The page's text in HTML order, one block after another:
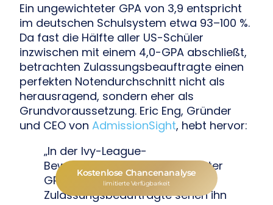
Kostenlose Chancenanalyse
limitierte Verfügbarkeit
Ein ungewichteter GPA von 3,9 entspricht
im deutschen Schulsystem etwa 93–100 %.
Da fast die Hälfte aller US-Schüler
inzwischen mit einem 4,0-GPA abschließt,
betrachten Zulassungsbeauftragte einen
perfekten Notendurchschnitt nicht als
herausragend, sondern eher als
Grundvoraussetzung. Eric Eng, Gründer
und CEO von AdmissionSight, hebt hervor:
„In der Ivy-League-
Bewerbergruppe ist ein perfekter
GPA üblich, ja sogar erwartet.
Zulassungsbeauftragte sehen ihn